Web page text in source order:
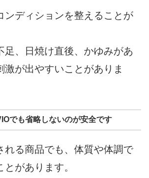
ンディションを整えることが
足、日焼け直後、かゆみがあ
激が出やすいことがありま
でも省略しないのが安全です
れる商品でも、体質や体調で
があります。